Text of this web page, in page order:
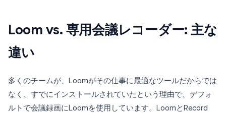
Loom vs. 専用会議レコーダー: 主な
違い
多くのチームが、Loomがその仕事に最適なツールだからでは
なく、すでにインストールされていたという理由で、デフォ
ルトで会議録画にLoomを使用しています。LoomとRecord